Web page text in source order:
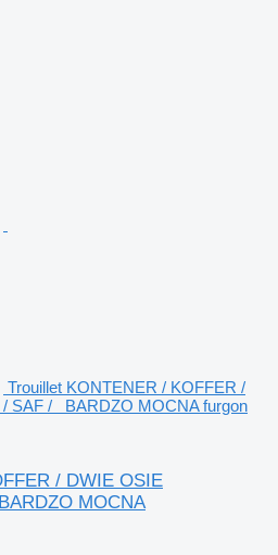
Trouillet KONTENER / KOFFER /
SAF / BARDZO MOCNA furgon
/ DWIE OSIE
MOCNA